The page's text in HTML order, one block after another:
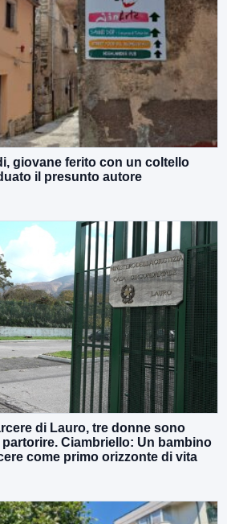
giovane ferito con un coltello
il presunto autore
di Lauro, tre donne sono
Ciambriello: Un bambino
come primo orizzonte di vita